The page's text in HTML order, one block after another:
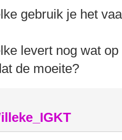
gebruik je het
levert nog wat
de moeite?